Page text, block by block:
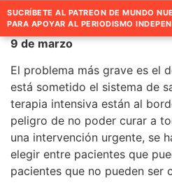
9 de marzo
El problema más grave es el
está sometido el sistema de
terapia intensiva están al
peligro de no poder curar a
una intervención urgente, se
elegir entre pacientes que
pacientes que no pueden ser
SUCRÍBETE AL PATREON DE MUNDO
PARA APOYAR AL PERIODISMO